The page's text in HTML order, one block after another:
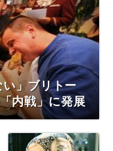
」ブリトー
内戦」に発展